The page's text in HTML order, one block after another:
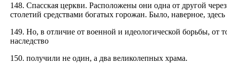
148. Спасская церкви. Расположены они одна от другой
столетий средствами богатых горожан. Было, наверное,
149. Но, в отличие от военной и идеологической борьбы, от
наследство
150. получили не один, а два великолепных храма.